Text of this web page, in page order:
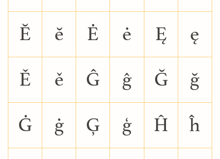
Ĕ ĕ Ė ė Ę ę
Ě ě Ĝ ĝ Ğ ğ
Ġ ġ Ģ ģ Ĥ ĥ